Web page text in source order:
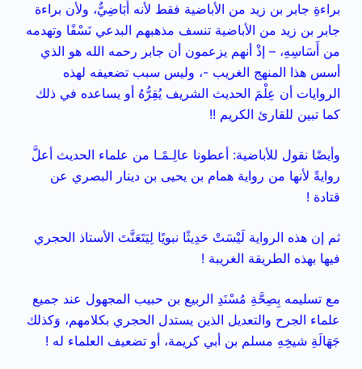
براءةِ جابر بن زيد من الأباضية فقط لأنه أَبَاضِيٌّ، ولأن براءة
جابر بن زيد من الأباضية تنسف مذهبهم البدعي نَسْفًا وتهدمه
من أَسَاسِهِ، – إذْ أنهم يزعمون أن جابر رحمه الله هو الذي
أسس هذا المنهج الغريب -، وليس سبب تضعيفه لهذه
الروايات أن عِلْمَ الحديث الشريف يُقِرُّهُ أو يساعده في ذلك
كما تبين للقارئ الكريم !!
وأيضًا نقول للأباضية: أعطونا عالِـمًـا من علماء الحديث أعلَّ
روايةً لأنها من رواية همام بن يحيى بن دينار البصري عن
قتادة !
ثم إن هذه الرواية لَيْسَتْ حَدِيثًا نبويًا لِيَتَعَنَّتَ الأستاذ الحجري
فيها بهذه الطريقة الغريبة !
مع تسليمه بِصِحَّةِ مُسْنَدِ الربيع بن حبيب المجهول عند جميع
علماء الجرح والتعديل الذين يستدل الحجري بكلامهم، وَكذلك
جَهَالَةِ شيخِهِ مسلم بن أبي كريمة، أو تضعيف العلماء له !